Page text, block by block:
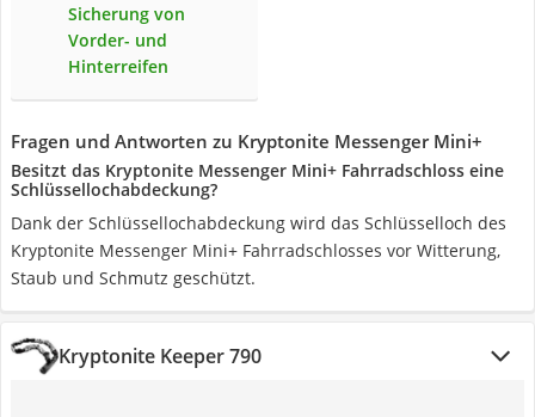
Sicherung von
Vorder- und
Hinterreifen
Fragen und Antworten zu Kryptonite Messenger Mini+
Besitzt das Kryptonite Messenger Mini+ Fahrradschloss eine
Schlüssellochabdeckung?
Dank der Schlüssellochabdeckung wird das Schlüsselloch des
Kryptonite Messenger Mini+ Fahrradschlosses vor Witterung,
Staub und Schmutz geschützt.
Kryptonite Keeper 790